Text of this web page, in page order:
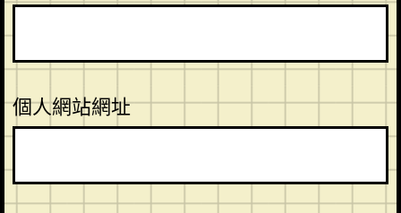
個人網站網址